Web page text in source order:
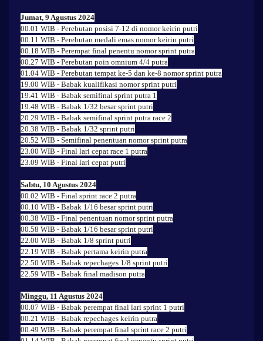
Jumat, 9 Agustus 2024
00.01 WIB - Perebutan posisi 7-12 di nomor keirin putri
00.11 WIB - Perebutan medali emas nomor keirin putri
00.18 WIB - Perempat final penentu nomor sprint putra
00.27 WIB - Perebutan poin omnium 4/4 putra
01.04 WIB - Perebutan tempat ke-5 dan ke-8 nomor sprint putra
19.00 WIB - Babak kualifikasi nomor sprint putri
19.41 WIB - Babak semifinal sprint putra 1
19.48 WIB - Babak 1/32 besar sprint putri
20.29 WIB - Babak semifinal sprint putra race 2
20.38 WIB - Babak 1/32 sprint putri
20.52 WIB - Semifinal penentuan nomor sprint putra
23.00 WIB - Final lari cepat race 1 putra
23.09 WIB - Final lari cepat putri
Sabtu, 10 Agustus 2024
00.02 WIB - Final sprint race 2 putra
00.10 WIB - Babak 1/16 besar sprint putri
00.38 WIB - Final penentuan nomor sprint putra
00.58 WIB - Babak 1/16 besar sprint putri
22.00 WIB - Babak 1/8 sprint putri
22.19 WIB - Babak pertama keirin putra
22.50 WIB - Babak repechages 1/8 sprint putri
22.59 WIB - Babak final madison putra
Minggu, 11 Agustus 2024
00.07 WIB - Babak perempat final lari sprint 1 putri
00.21 WIB - Babak repechages keirin putra
00.49 WIB - Babak perempat final sprint race 2 putri